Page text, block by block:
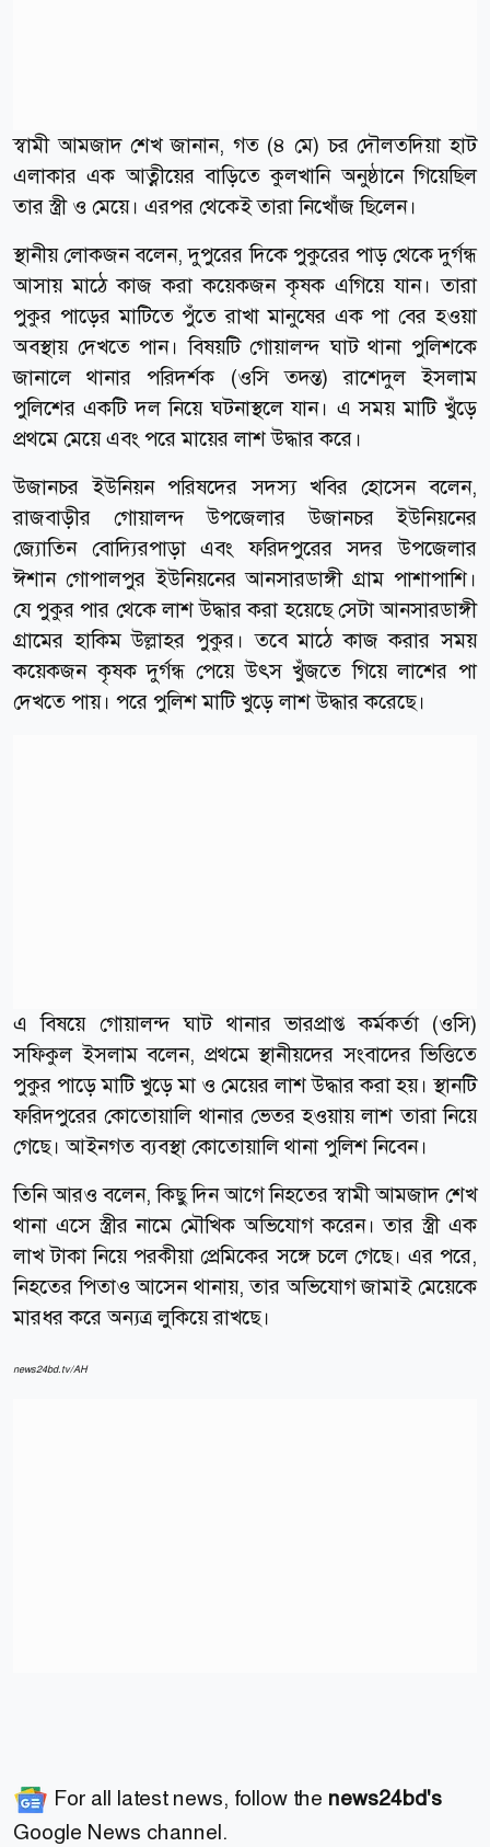
স্বামী আমজাদ শেখ জানান, গত (৪ মে) চর দৌলতদিয়া হাট
এলাকার এক আত্নীয়ের বাড়িতে কুলখানি অনুষ্ঠানে গিয়েছিল
তার স্ত্রী ও মেয়ে। এরপর থেকেই তারা নিখোঁজ ছিলেন।
স্থানীয় লোকজন বলেন, দুপুরের দিকে পুকুরের পাড় থেকে দুর্গন্ধ
আসায় মাঠে কাজ করা কয়েকজন কৃষক এগিয়ে যান। তারা
পুকুর পাড়ের মাটিতে পুঁতে রাখা মানুষের এক পা বের হওয়া
অবস্থায় দেখতে পান। বিষয়টি গোয়ালন্দ ঘাট থানা পুলিশকে
জানালে থানার পরিদর্শক (ওসি তদন্ত) রাশেদুল ইসলাম
পুলিশের একটি দল নিয়ে ঘটনাস্থলে যান। এ সময় মাটি খুঁড়ে
প্রথমে মেয়ে এবং পরে মায়ের লাশ উদ্ধার করে।
উজানচর ইউনিয়ন পরিষদের সদস্য খবির হোসেন বলেন,
রাজবাড়ীর গোয়ালন্দ উপজেলার উজানচর ইউনিয়নের
জ্যোতিন বোদ্যিরপাড়া এবং ফরিদপুরের সদর উপজেলার
ঈশান গোপালপুর ইউনিয়নের আনসারডাঙ্গী গ্রাম পাশাপাশি।
যে পুকুর পার থেকে লাশ উদ্ধার করা হয়েছে সেটা আনসারডাঙ্গী
গ্রামের হাকিম উল্লাহর পুকুর। তবে মাঠে কাজ করার সময়
কয়েকজন কৃষক দুর্গন্ধ পেয়ে উৎস খুঁজতে গিয়ে লাশের পা
দেখতে পায়। পরে পুলিশ মাটি খুড়ে লাশ উদ্ধার করেছে।
এ বিষয়ে গোয়ালন্দ ঘাট থানার ভারপ্রাপ্ত কর্মকর্তা (ওসি)
সফিকুল ইসলাম বলেন, প্রথমে স্থানীয়দের সংবাদের ভিত্তিতে
পুকুর পাড়ে মাটি খুড়ে মা ও মেয়ের লাশ উদ্ধার করা হয়। স্থানটি
ফরিদপুরের কোতোয়ালি থানার ভেতর হওয়ায় লাশ তারা নিয়ে
গেছে। আইনগত ব্যবস্থা কোতোয়ালি থানা পুলিশ নিবেন।
তিনি আরও বলেন, কিছু দিন আগে নিহতের স্বামী আমজাদ শেখ
থানা এসে স্ত্রীর নামে মৌখিক অভিযোগ করেন। তার স্ত্রী এক
লাখ টাকা নিয়ে পরকীয়া প্রেমিকের সঙ্গে চলে গেছে। এর পরে,
নিহতের পিতাও আসেন থানায়, তার অভিযোগ জামাই মেয়েকে
মারধর করে অন্যত্র লুকিয়ে রাখছে।
news24bd.tv/AH
For all latest news, follow the news24bd's
Google News channel.